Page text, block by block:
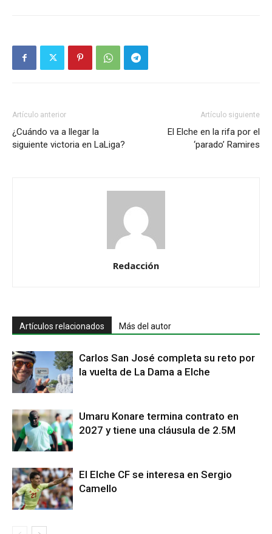
Artículo anterior
¿Cuándo va a llegar la
siguiente victoria en LaLiga?
Artículo siguiente
El Elche en la rifa por el
‘parado’ Ramires
Redacción
Artículos relacionados Más del autor
Carlos San José completa su reto por
la vuelta de La Dama a Elche
Umaru Konare termina contrato en
2027 y tiene una cláusula de 2.5M
El Elche CF se interesa en Sergio
Camello